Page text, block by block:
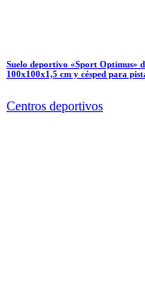
Suelo deportivo «Sport Optimus»
100x100x1,5 cm y césped para
Centros deportivos